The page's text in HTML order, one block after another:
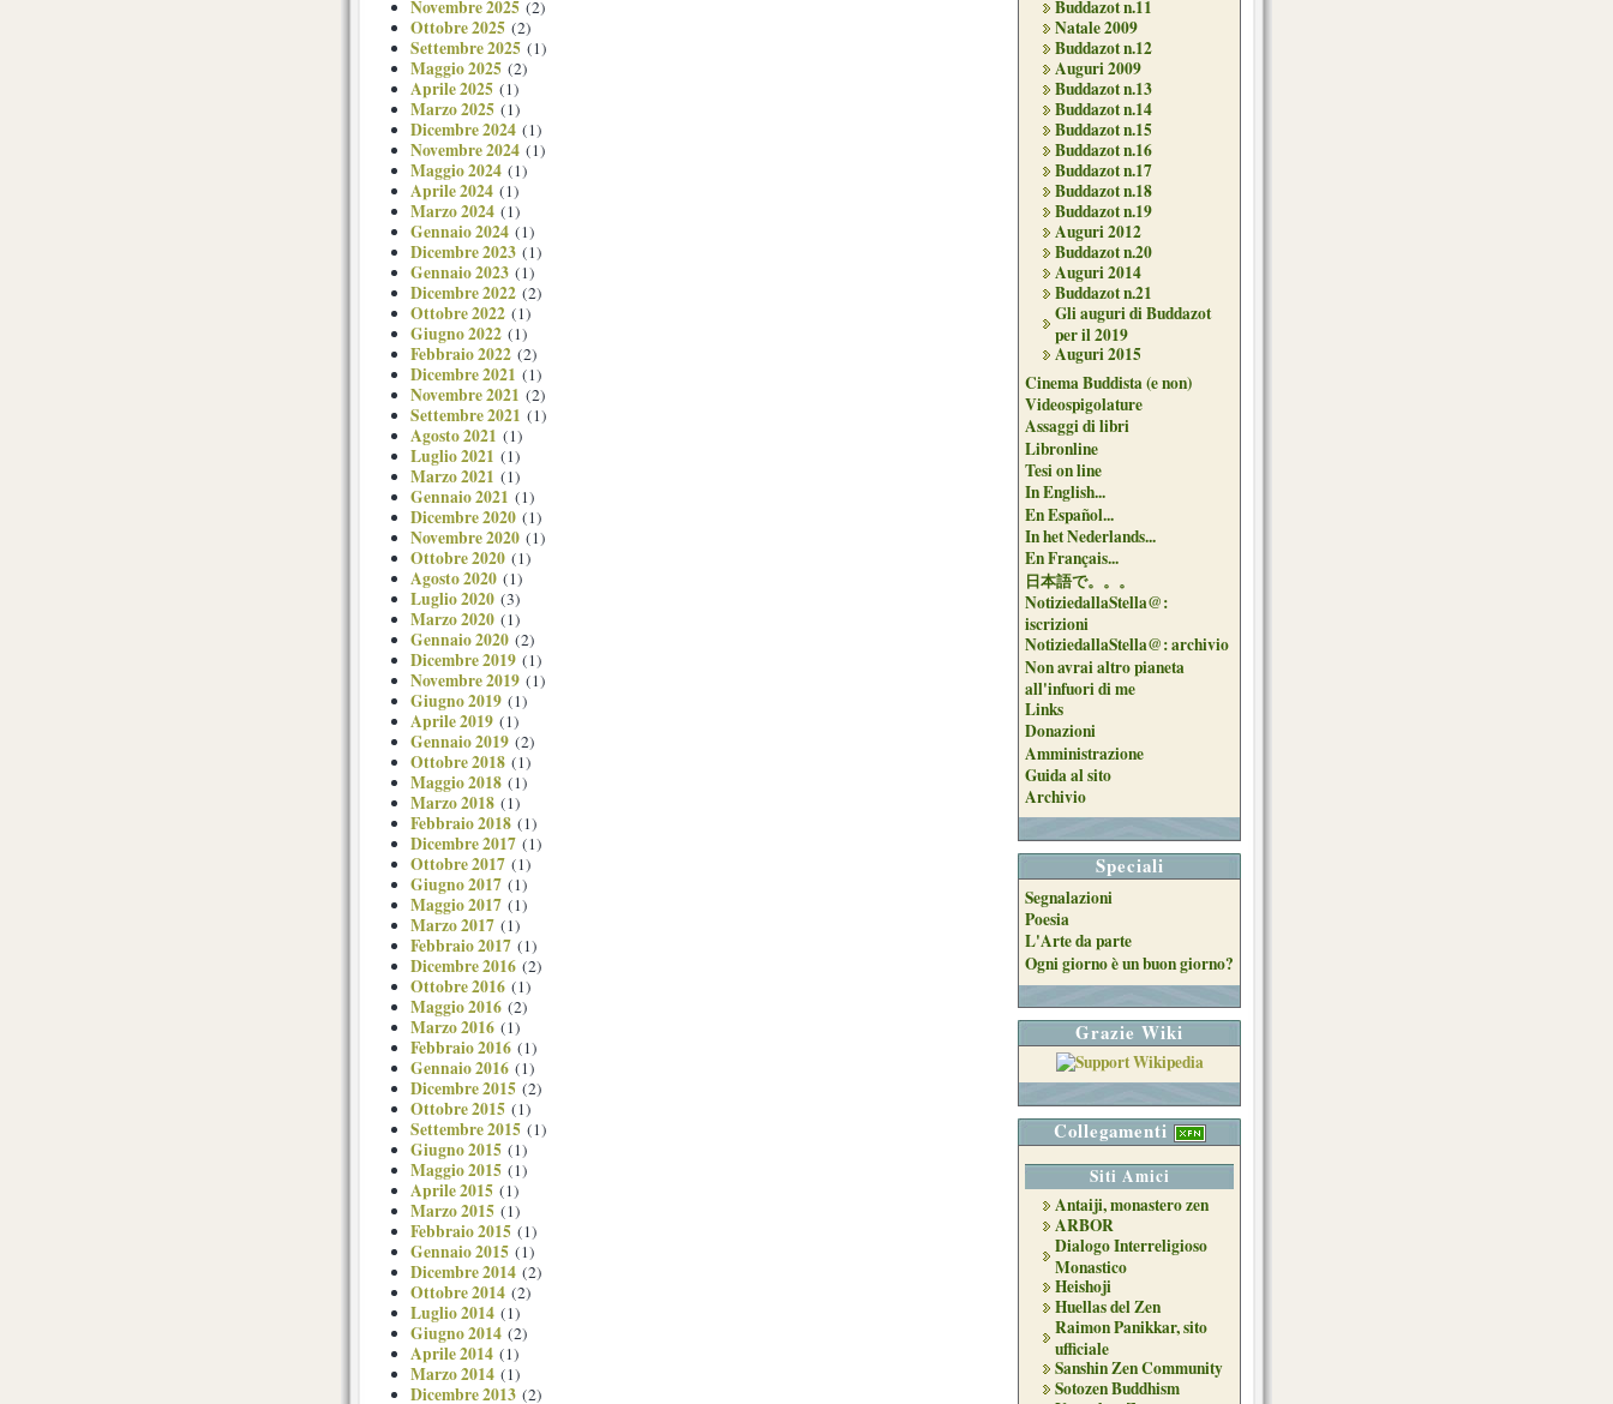
Buddazot n.11
Natale 2009
Buddazot n.12
Auguri 2009
Buddazot n.13
Buddazot n.14
Buddazot n.15
Buddazot n.16
Buddazot n.17
Buddazot n.18
Buddazot n.19
Auguri 2012
Buddazot n.20
Auguri 2014
Buddazot n.21
Gli auguri di Buddazot
per il 2019
Auguri 2015
Cinema Buddista (e non)
Videospigolature
Assaggi di libri
Libronline
Tesi on line
In English...
En Español...
In het Nederlands...
En Français...
日本語で。。。
NotiziedallaStella@:
iscrizioni
NotiziedallaStella@: archivio
Non avrai altro pianeta
all'infuori di me
Links
Donazioni
Amministrazione
Guida al sito
Archivio
Speciali
Segnalazioni
Poesia
L'Arte da parte
Ogni giorno è un buon giorno?
Grazie Wiki
Collegamenti
Siti Amici
Antaiji, monastero zen
ARBOR
Dialogo Interreligioso
Monastico
Heishoji
Huellas del Zen
Raimon Panikkar, sito
ufficiale
Sanshin Zen Community
Sotozen Buddhism
Novembre 2025 (2)
Ottobre 2025 (2)
Settembre 2025 (1)
Maggio 2025 (2)
Aprile 2025 (1)
Marzo 2025 (1)
Dicembre 2024 (1)
Novembre 2024 (1)
Maggio 2024 (1)
Aprile 2024 (1)
Marzo 2024 (1)
Gennaio 2024 (1)
Dicembre 2023 (1)
Gennaio 2023 (1)
Dicembre 2022 (2)
Ottobre 2022 (1)
Giugno 2022 (1)
Febbraio 2022 (2)
Dicembre 2021 (1)
Novembre 2021 (2)
Settembre 2021 (1)
Agosto 2021 (1)
Luglio 2021 (1)
Marzo 2021 (1)
Gennaio 2021 (1)
Dicembre 2020 (1)
Novembre 2020 (1)
Ottobre 2020 (1)
Agosto 2020 (1)
Luglio 2020 (3)
Marzo 2020 (1)
Gennaio 2020 (2)
Dicembre 2019 (1)
Novembre 2019 (1)
Giugno 2019 (1)
Aprile 2019 (1)
Gennaio 2019 (2)
Ottobre 2018 (1)
Maggio 2018 (1)
Marzo 2018 (1)
Febbraio 2018 (1)
Dicembre 2017 (1)
Ottobre 2017 (1)
Giugno 2017 (1)
Maggio 2017 (1)
Marzo 2017 (1)
Febbraio 2017 (1)
Dicembre 2016 (2)
Ottobre 2016 (1)
Maggio 2016 (2)
Marzo 2016 (1)
Febbraio 2016 (1)
Gennaio 2016 (1)
Dicembre 2015 (2)
Ottobre 2015 (1)
Settembre 2015 (1)
Giugno 2015 (1)
Maggio 2015 (1)
Aprile 2015 (1)
Marzo 2015 (1)
Febbraio 2015 (1)
Gennaio 2015 (1)
Dicembre 2014 (2)
Ottobre 2014 (2)
Luglio 2014 (1)
Giugno 2014 (2)
Aprile 2014 (1)
Marzo 2014 (1)
Dicembre 2013 (2)